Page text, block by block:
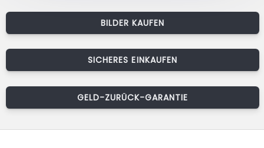
BILDER KAUFEN
SICHERES EINKAUFEN
GELD-ZURÜCK-GARANTIE